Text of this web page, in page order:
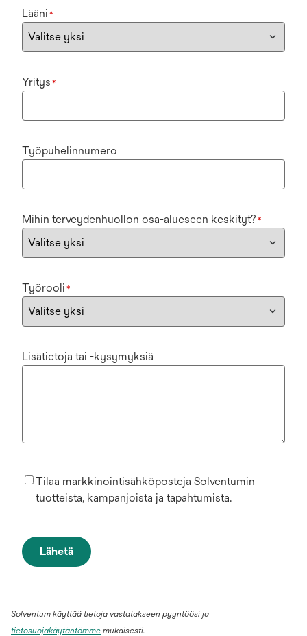
Lääni *
Yritys *
Työpuhelinnumero
Mihin terveydenhuollon osa-alueseen keskityt? *
Työrooli *
Lisätietoja tai -kysymyksiä
Tilaa markkinointisähköposteja Solventumin
tuotteista, kampanjoista ja tapahtumista.
Lähetä
Solventum käyttää tietoja vastatakseen pyyntöösi ja
tietosuojakäytäntömme mukaisesti.